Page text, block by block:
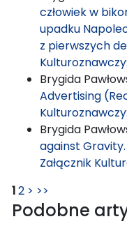
człowiek w
upadku
z pierwszych
Brygida
Advertising
Brygida
against
Załącznik
12 > >>
Podobne